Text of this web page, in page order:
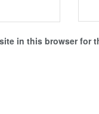
in this browser for